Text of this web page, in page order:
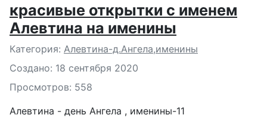
красивые открытки с именем
Алевтина на именины
Подробности
Категория: Алевтина-д.Ангела,именины
Создано: 18 сентября 2020
Просмотров: 558
Алевтина - день Ангела , именины-11